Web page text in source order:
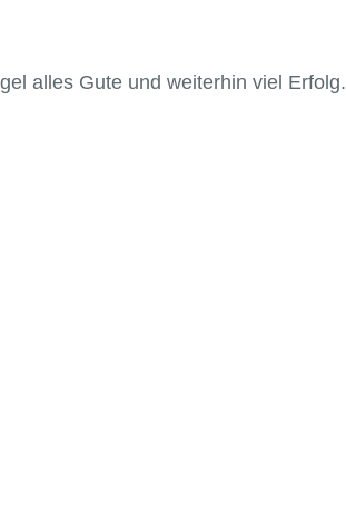
alles Gute und weiterhin viel Erfolg.